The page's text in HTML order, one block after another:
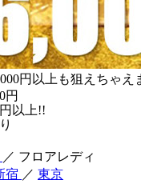
円以上も狙えちゃ
円
以上!!
／ フロアレディ
宿 ／ 東京